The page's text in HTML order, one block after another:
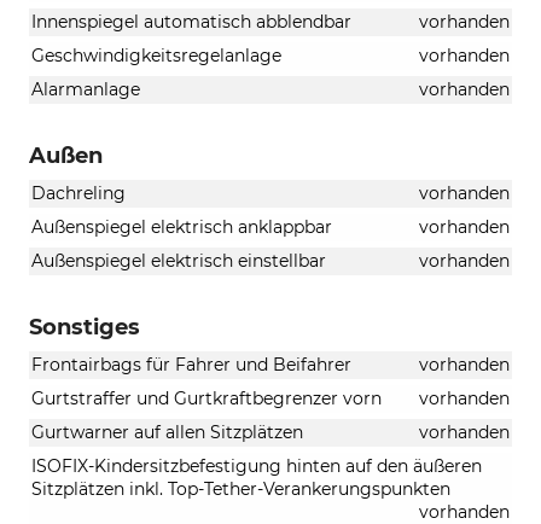
Innenspiegel automatisch abblendbar
vorhanden
Geschwindigkeitsregelanlage
vorhanden
Alarmanlage
vorhanden
Außen
Dachreling
vorhanden
Außenspiegel elektrisch anklappbar
vorhanden
Außenspiegel elektrisch einstellbar
vorhanden
Sonstiges
Frontairbags für Fahrer und Beifahrer
vorhanden
Gurtstraffer und Gurtkraftbegrenzer vorn
vorhanden
Gurtwarner auf allen Sitzplätzen
vorhanden
ISOFIX-Kindersitzbefestigung hinten auf den äußeren
Sitzplätzen inkl. Top-Tether-Verankerungspunkten
vorhanden